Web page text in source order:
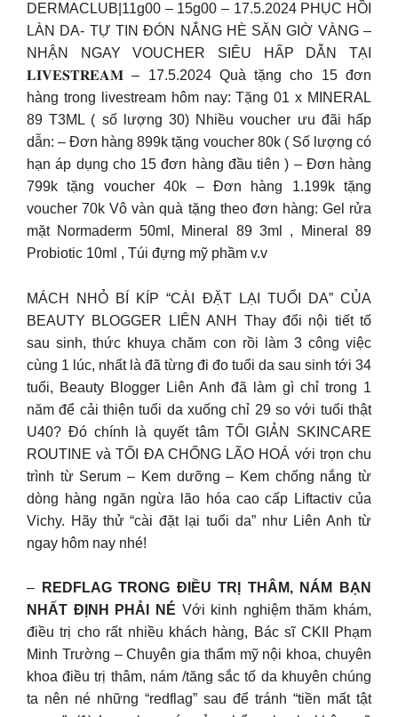
DERMACLUB|11g00 – 15g00 – 17.5.2024 PHỤC HỒI
LÀN DA- TỰ TIN ĐÓN NẮNG HÈ SĂN GIỜ VÀNG –
NHẬN NGAY VOUCHER SIÊU HẤP DẪN TẠI
𝐋𝐈𝐕𝐄𝐒𝐓𝐑𝐄𝐀𝐌 – 17.5.2024 Quà tặng cho 15 đơn
hàng trong livestream hôm nay: Tặng 01 x MINERAL
89 T3ML ( số lượng 30) Nhiều voucher ưu đãi hấp
dẫn: – Đơn hàng 899k tặng voucher 80k ( Số lượng có
hạn áp dụng cho 15 đơn hàng đầu tiên ) – Đơn hàng
799k tặng voucher 40k – Đơn hàng 1.199k tặng
voucher 70k Vô vàn quà tặng theo đơn hàng: Gel rửa
mặt Normaderm 50ml, Mineral 89 3ml , Mineral 89
Probiotic 10ml , Túi đựng mỹ phầm v.v
MÁCH NHỎ BÍ KÍP “CÀI ĐẶT LẠI TUỔI DA” CỦA
BEAUTY BLOGGER LIÊN ANH Thay đổi nội tiết tố
sau sinh, thức khuya chăm con rồi làm 3 công việc
cùng 1 lúc, nhất là đã từng đi đo tuổi da sau sinh tới 34
tuổi, Beauty Blogger Liên Anh đã làm gì chỉ trong 1
năm để cải thiện tuổi da xuống chỉ 29 so với tuổi thật
U40? Đó chính là quyết tâm TỐI GIẢN SKINCARE
ROUTINE và TỐI ĐA CHỐNG LÃO HOÁ với trọn chu
trình từ Serum – Kem dưỡng – Kem chống nắng từ
dòng hàng ngăn ngừa lão hóa cao cấp Liftactiv của
Vichy. Hãy thử “cài đặt lại tuổi da” như Liên Anh từ
ngay hôm nay nhé!
–
REDFLAG TRONG ĐIỀU TRỊ THÂM, NÁM BẠN
NHẤT ĐỊNH PHẢI NÉ Với kinh nghiệm thăm khám,
điều trị cho rất nhiều khách hàng, Bác sĩ CKII Phạm
Minh Trường – Chuyên gia thẩm mỹ nội khoa, chuyên
khoa điều trị thâm, nám /tăng sắc tố da khuyên chúng
ta nên né những “redflag” sau để tránh “tiền mất tật